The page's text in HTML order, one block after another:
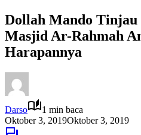
Dollah Mando Tinjau
Masjid Ar-Rahmah
Harapannya
Darso
1 min baca
Oktober 3, 2019Oktober 3, 2019